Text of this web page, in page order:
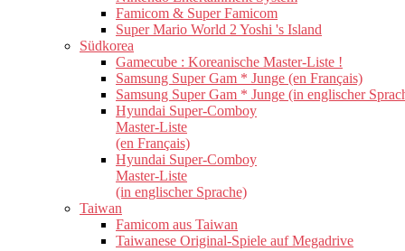
Famicom & Super Famicom
Super Mario World 2 Yoshi 's Island
Südkorea
Gamecube : Koreanische Master-Liste !
Samsung Super Gam * Junge (en Français)
Samsung Super Gam * Junge (in englischer
Hyundai Super-Comboy
Master-Liste
(en Français)
Hyundai Super-Comboy
Master-Liste
(in englischer Sprache)
Taiwan
Famicom aus Taiwan
Taiwanese Original-Spiele auf Megadrive